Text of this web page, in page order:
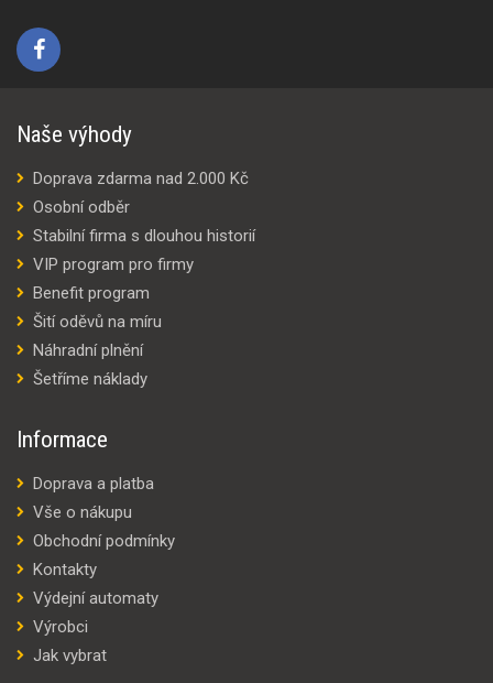
Naše výhody
Doprava zdarma nad 2.000 Kč
Osobní odběr
Stabilní firma s dlouhou historií
VIP program pro firmy
Benefit program
Šití oděvů na míru
Náhradní plnění
Šetříme náklady
Informace
Doprava a platba
Vše o nákupu
Obchodní podmínky
Kontakty
Výdejní automaty
Výrobci
Jak vybrat